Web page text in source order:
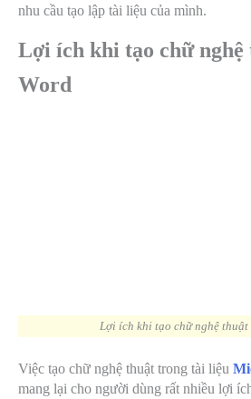
nhu cầu tạo lập tài liệu của mình.
Lợi ích khi tạo chữ nghệ
Word
Lợi ích khi tạo chữ nghệ thuật
Việc tạo chữ nghệ thuật trong tài liệu
mang lại cho người dùng rất nhiều lợi